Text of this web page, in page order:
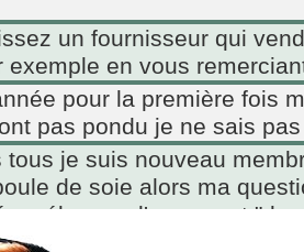
un fournisseur qui
exemple en vous
pour la première fois
pas pondu je ne sais
tous je suis nouveau
de soie alors ma
mélanger d'ornement
les poussins qui vont avoir